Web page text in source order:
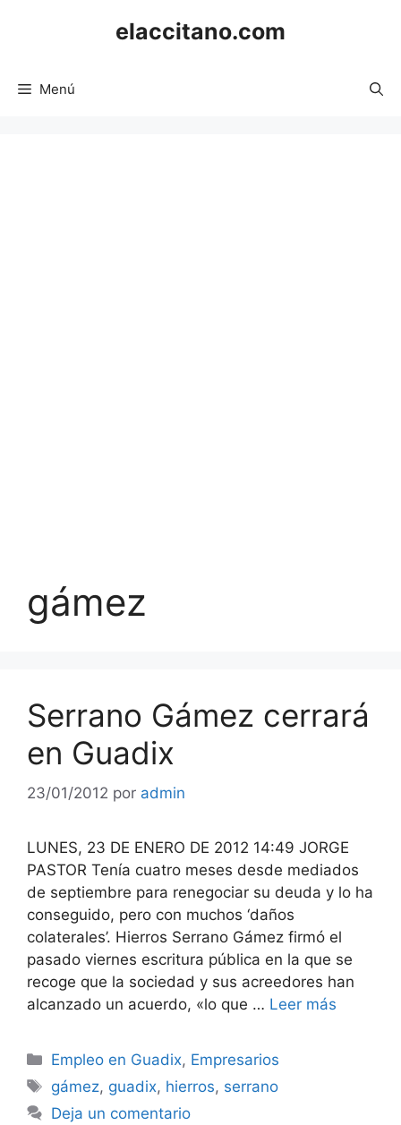
elaccitano.com
Menú
gámez
Serrano Gámez cerrará
en Guadix
23/01/2012 por admin
LUNES, 23 DE ENERO DE 2012 14:49 JORGE
PASTOR Tenía cuatro meses desde mediados
de septiembre para renegociar su deuda y lo ha
conseguido, pero con muchos ‘daños
colaterales’. Hierros Serrano Gámez firmó el
pasado viernes escritura pública en la que se
recoge que la sociedad y sus acreedores han
alcanzado un acuerdo, «lo que … Leer más
Categorías
Empleo en Guadix, Empresarios
Etiquetas
gámez, guadix, hierros, serrano
Deja un comentario